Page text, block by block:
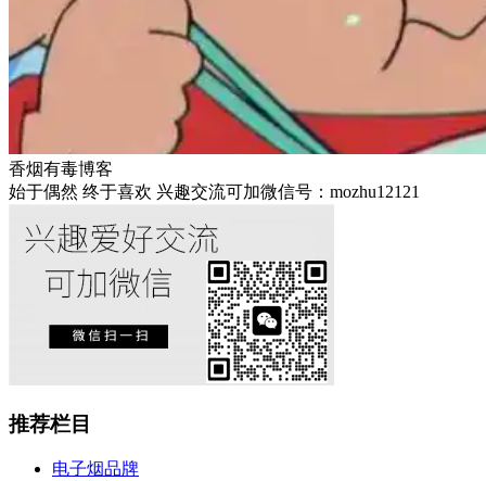
香烟有毒博客
始于偶然 终于喜欢 兴趣交流可加微信号：mozhu12121
推荐栏目
电子烟品牌